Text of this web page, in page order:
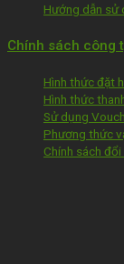
Hướng dẫn sử
Chính sách công
Hình thức đặt
Hình thức
Sử dụng
Phương thức
Chính sách